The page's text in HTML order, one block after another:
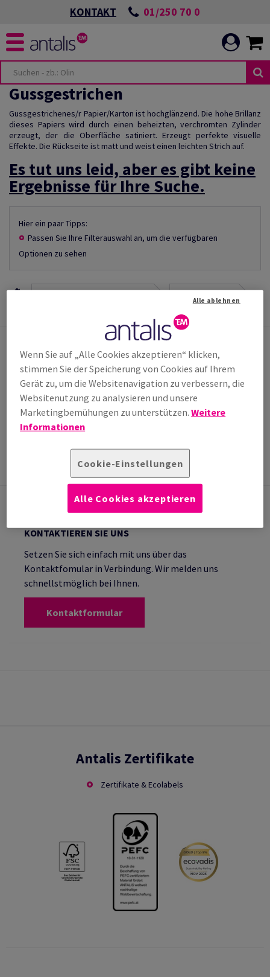
KONTAKT 01/250 70 0
Gussgestrichen
Gussgestrichenes/r Papier/Karton ist hochglänzend. Die hohe Brillanz
dieses Papiers wird durch einen beheizten, verchromten Zylinder
erzeugt, der die Oberfläche satiniert. Erzeugt perfekte visuelle
Effekte. Die Rückseite ist matt und weist einen leichten Strich auf.
Es tut uns leid, aber es gibt keine
Ergebnisse für Ihre Suche.
Hier ein paar Tipps:
Passen Sie Ihre Filterauswahl an, um die verfügbaren
Optionen zu sehen
Papier, Grafischer Karton, Umschläge Gestrichene Papiere
VERKAUF & BERATUNG
Sie haben eine Frage an uns? Unser Team steht Ihnen
gerne zur Verfügung!
office.wien@antalis.com
(0)1 250 70 0*
*Mo-Do 8h-17h, Fr. 8h-12:30h
KONTAKTIEREN SIE UNS
Setzen Sie sich einfach mit uns über das
Kontaktfomular in Verbindung. Wir melden uns
schnellstmöglich bei Ihnen.
Kontaktformular
Antalis Zertifikate
Zertifikate & Ecolabels
Wenn Sie auf „Alle Cookies akzeptieren“ klicken,
stimmen Sie der Speicherung von Cookies auf Ihrem
Gerät zu, um die Websitenavigation zu verbessern, die
Websitenutzung zu analysieren und unsere
Marketingbemühungen zu unterstützen.Weitere
Informationen
Cookie-Einstellungen
Alle ablehnen
Alle Cookies akzeptieren